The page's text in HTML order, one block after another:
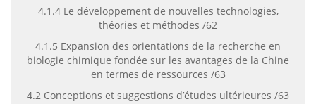
4.1.4 Le développement de nouvelles technologies,
théories et méthodes /62
4.1.5 Expansion des orientations de la recherche en
biologie chimique fondée sur les avantages de la Chine
en termes de ressources /63
4.2 Conceptions et suggestions d’études ultérieures /63